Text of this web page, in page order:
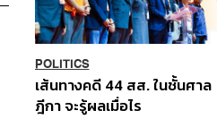
POLITICS
เส้นทางคดี 44 สส. ในชั้นศาล
ฎีกา จะรู้ผลเมื่อไร